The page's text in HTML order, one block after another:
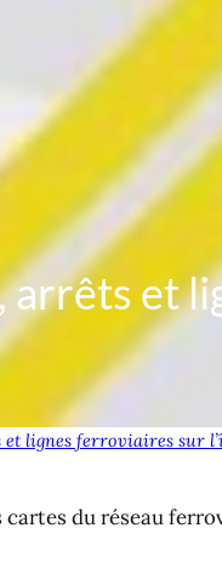
et
et lignes ferroviaires sur
du réseau